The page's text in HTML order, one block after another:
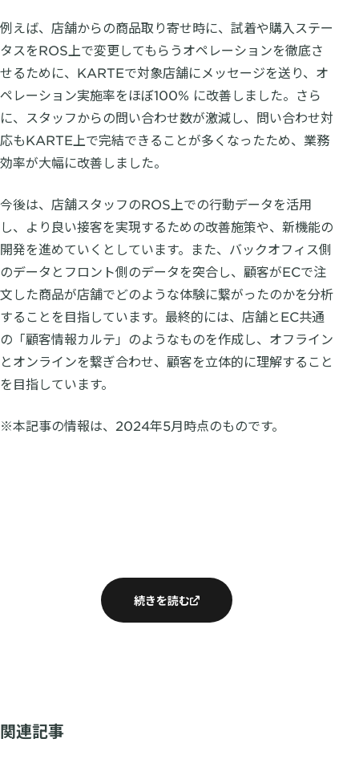
例えば、店舗からの商品取り寄せ時に、試着や購入ステー
タスをROS上で変更してもらうオペレーションを徹底さ
せるために、KARTEで対象店舗にメッセージを送り、オ
ペレーション実施率をほぼ100% に改善しました。さら
に、スタッフからの問い合わせ数が激減し、問い合わせ対
応もKARTE上で完結できることが多くなったため、業務
効率が大幅に改善しました。
今後は、店舗スタッフのROS上での行動データを活用
し、より良い接客を実現するための改善施策や、新機能の
開発を進めていくとしています。また、バックオフィス側
のデータとフロント側のデータを突合し、顧客がECで注
文した商品が店舗でどのような体験に繋がったのかを分析
することを目指しています。最終的には、店舗とEC共通
の「顧客情報カルテ」のようなものを作成し、オフライン
とオンラインを繋ぎ合わせ、顧客を立体的に理解すること
を目指しています。
※本記事の情報は、2024年5月時点のものです。
続きを読む
関連記事